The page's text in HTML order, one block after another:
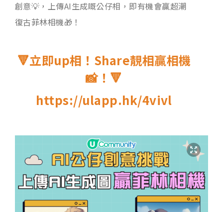
創意💡，上傳AI生成嘅公仔相，即有機會贏超潮
復古菲林相機🎁！
🔻立即up相！Share靚相贏相機
📸！🔻
https://ulapp.hk/4vivl